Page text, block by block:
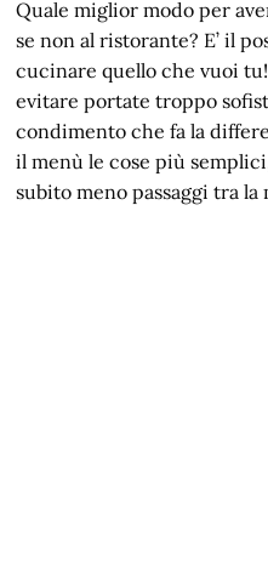
Quale miglior modo per
se non al ristorante? E’ il
cucinare quello che vuoi
evitare portate troppo
condimento che fa la
il menù le cose più
subito meno passaggi tra